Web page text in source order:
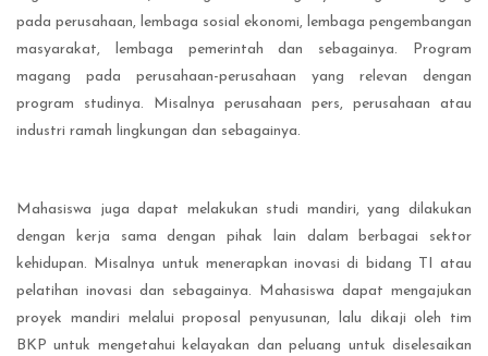
pada perusahaan, lembaga sosial ekonomi, lembaga pengembangan
masyarakat, lembaga pemerintah dan sebagainya. Program
magang pada perusahaan-perusahaan yang relevan dengan
program studinya. Misalnya perusahaan pers, perusahaan atau
industri ramah lingkungan dan sebagainya.
Mahasiswa juga dapat melakukan studi mandiri, yang dilakukan
dengan kerja sama dengan pihak lain dalam berbagai sektor
kehidupan. Misalnya untuk menerapkan inovasi di bidang TI atau
pelatihan inovasi dan sebagainya. Mahasiswa dapat mengajukan
proyek mandiri melalui proposal penyusunan, lalu dikaji oleh tim
BKP untuk mengetahui kelayakan dan peluang untuk diselesaikan